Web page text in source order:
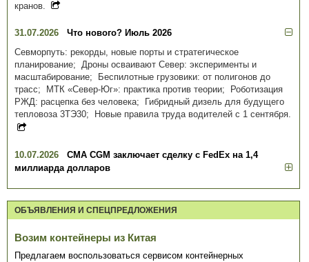
кранов.
31.07.2026
Что нового? Июль 2026
Севморпуть: рекорды, новые порты и стратегическое
планирование; Дроны осваивают Север: эксперименты и
масштабирование; Беспилотные грузовики: от полигонов до
трасс; МТК «Север-Юг»: практика против теории; Роботизация
РЖД: расцепка без человека; Гибридный дизель для будущего
тепловоза 3ТЭ30; Новые правила труда водителей с 1 сентября.
10.07.2026
CMA CGM заключает сделку с FedEx на 1,4
миллиарда долларов
ОБЪЯВЛЕНИЯ И СПЕЦПРЕДЛОЖЕНИЯ
Возим контейнеры из Китая
Предлагаем воспользоваться сервисом контейнерных